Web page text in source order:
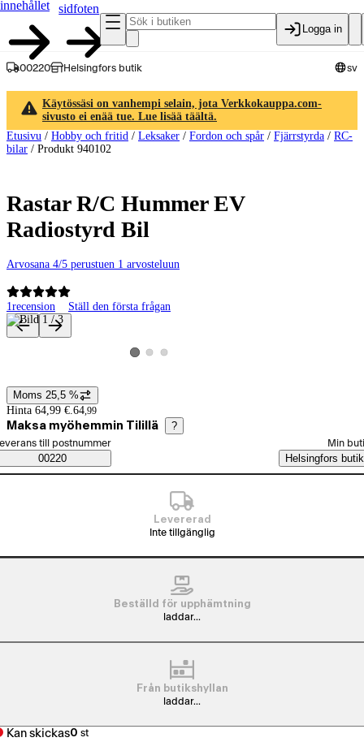
innehållet
sidfoten
Logga in
00220 Helsingfors butik sv
Käytössäsi on vanhempi selain, jota Verkkokauppa.com-
sivusto ei enää tue. Lue lisää täältä.
Etusivu / Hobby och fritid / Leksaker / Fordon och spår / Fjärrstyrda / RC-
bilar / Produkt 940102
Rastar R/C Hummer EV
Radiostyrd Bil
Arvosana 4/5 perustuen 1 arvosteluun
1recension Ställ den första frågan
Produktbilder och videor
Visa produktbild 1
Visa produktbild 2
Visa produktbild 3
Prisinformation
Moms 25,5 %
Hinta 64,99 €. 64,99
Maksa myöhemmin Tilillä ?
Saatavuustiedot
beställningssätt
till postnummer
00220
Min
Helsingfors butik
Levererad
Inte tillgänglig
Beställd för upphämtning
laddar...
Från butikshyllan
laddar...
Kan skickas0 st